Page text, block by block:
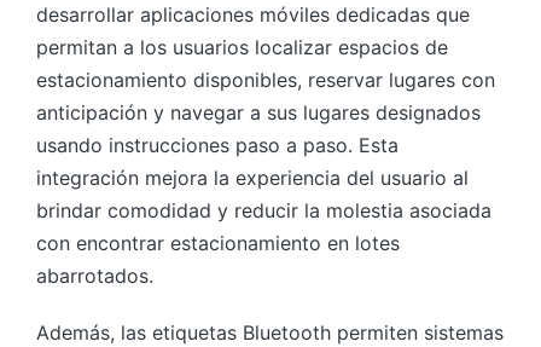
desarrollar aplicaciones móviles dedicadas que
permitan a los usuarios localizar espacios de
estacionamiento disponibles, reservar lugares con
anticipación y navegar a sus lugares designados
usando instrucciones paso a paso. Esta
integración mejora la experiencia del usuario al
brindar comodidad y reducir la molestia asociada
con encontrar estacionamiento en lotes
abarrotados.
Además, las etiquetas Bluetooth permiten sistemas